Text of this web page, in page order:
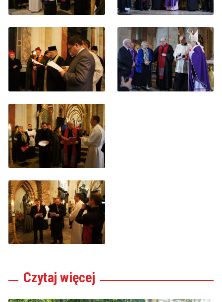
Czytaj więcej